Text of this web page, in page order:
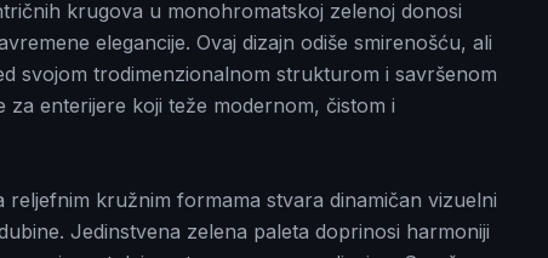
krugova u monohromatskoj zelenoj donosi
elegancije. Ovaj dizajn odiše smirenošću, ali
svojom trodimenzionalnom strukturom i savršenom
za enterijere koji teže modernom, čistom i
reljefnim kružnim formama stvara dinamičan vizuelni
Jedinstvena zelena paleta doprinosi harmoniji